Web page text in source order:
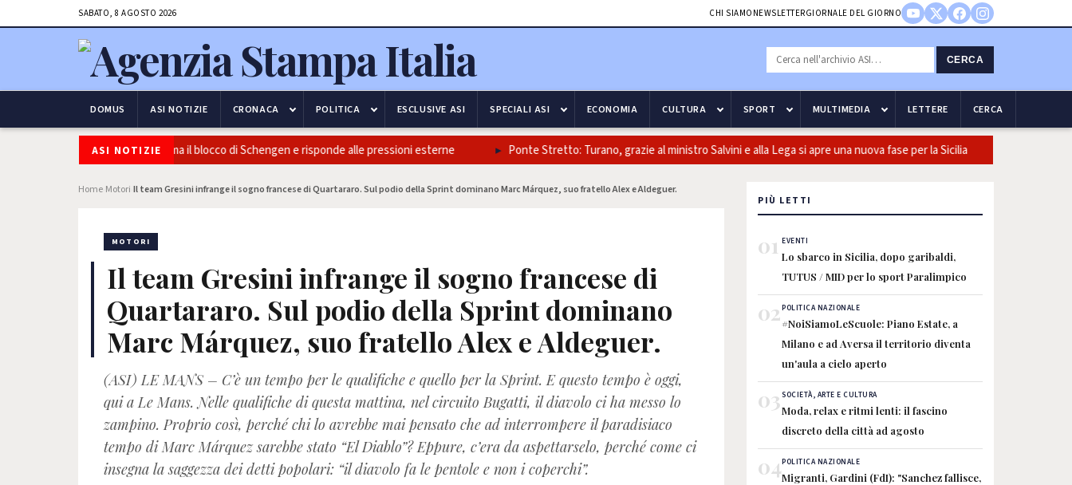
SABATO, 8 AGOSTO 2026 CHI SIAMO NEWSLETTERGIORNALE DEL GIORNO
CERCA
DOMUS ASI NOTIZIE CRONACA POLITICA ESCLUSIVE ASI SPECIALI ASI ECONOMIA CULTURA SPORT MULTIMEDIA LETTERE CERCA
ASI NOTIZIE
e frontiere: l’Italia conferma il blocco di Schengen e risponde alle pressioni esterne Ponte Stretto: Turano, grazie al ministro Salvini e alla Lega si apre una nuova fase per la Sicilia
Home Motori Il team Gresini infrange il sogno francese di Quartararo. Sul podio della Sprint dominano Marc Márquez, suo fratello Alex e Aldeguer.
MOTORI
Il team Gresini infrange il sogno francese di
Quartararo. Sul podio della Sprint dominano
Marc Márquez, suo fratello Alex e Aldeguer.
(ASI) LE MANS – C’è un tempo per le qualifiche e quello per la Sprint. E questo tempo è oggi,
qui a Le Mans. Nelle qualifiche di questa mattina, nel circuito Bugatti, il diavolo ci ha messo lo
zampino. Proprio così, perché chi lo avrebbe mai pensato che ad interrompere il paradisiaco
tempo di Marc Márquez sarebbe stato “El Diablo”? Eppure, c’era da aspettarselo, perché come ci
insegna la saggezza dei detti popolari: “il diavolo fa le pentole e non i coperchi”.
PIÙ LETTI
01 EVENTI
Lo sbarco in Sicilia, dopo garibaldi,
TUTUS / MID per lo sport Paralimpico
02POLITICA NAZIONALE
#NoiSiamoLeScuole: Piano Estate, a
Milano e ad Aversa il territorio diventa
un'aula a cielo aperto
03SOCIETÀ, ARTE E CULTURA
Moda, relax e ritmi lenti: il fascino
discreto della città ad agosto
04POLITICA NAZIONALE
Migranti, Gardini (FdI): "Sanchez fallisce,